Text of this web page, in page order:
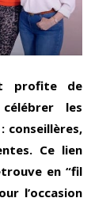
profite de
les
conseillères,
Ce lien
en “fil
l’occasion